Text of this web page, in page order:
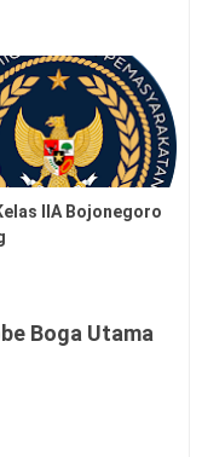
IIA Bojonegoro
Boga Utama